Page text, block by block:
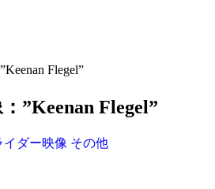
Flegel”
”Keenan Flegel”
イダー映像 その他